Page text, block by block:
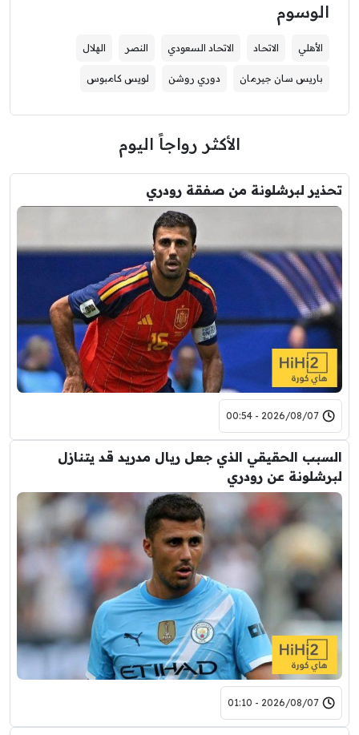
الوسوم
الأهلي الاتحاد الاتحاد السعودي النصر الهلال
باريس سان جيرمان دوري روشن لويس كامبوس
الأكثر رواجاً اليوم
تحذير لبرشلونة من صفقة رودري
2026/08/07 - 00:54
السبب الحقيقي الذي جعل ريال مدريد قد يتنازل
لبرشلونة عن رودري
2026/08/07 - 01:10